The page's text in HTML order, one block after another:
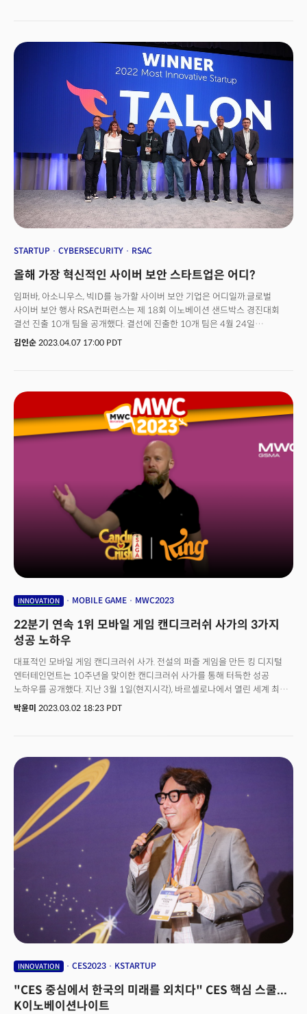
and establish partnerships with investors. COMEUP 2023 is poised to
become a truly international startup event, enabling startups,
investors, and established companies from all over the world to
expand their networks and explore future business collaborations.
Some 60% of the participating startups are from overseas. CEOs,
investors, and lawmakers from 35 countries, including Saudi Arabia,
UAE, the US, France, Germany, Switzerland, and Japan, are
participating in this event.“Innovation is no longer bound by
nationality or borders. It will be achieved by those who can
seamlessly bridge the borderless digital world with reality at a rapid
pace," said Young Lee, the Minister of SMEs and Startups, in her
opening remarks on the first day of the event."The ministry will spare
no effort to support startups in advancing the startup industry," the
minister added.She also outlined the ministry's plan to streamline its
both domestic and global startups that contribute to the growth of
STARTUP CYBERSECURITY RSAC
올해 가장 혁신적인 사이버 보안 스타트업은 어디?
임퍼바, 아소니우스, 빅ID를 능가할 사이버 보안 기업은 어디일까.글로벌
사이버 보안 행사 RSA컨퍼런스는 제 18회 이노베이션 샌드박스 경진대회
결선 진출 10개 팀을 공개했다. 결선에 진출한 10개 팀은 4월 24일
샌프란시스코 모스코니센터에서 열리는 이노베이션 샌드박스 경진대회에서
우승팀은 탈론 사이버 시큐리티(Talon Cyber ​​Security)다. 결선 진출 기업은
'가장 혁신적인 스타트업' 타이틀을 놓고 발표와 질의 응답 라운드를 벌인다.
휴 톰슨 RSA컨퍼런스 프로그램 위원회 의장, 크리스토퍼 영 마이크로소프트
비즈니스 개발 전략 및 벤처 부문 수석 부사장 등이 심사위원으로 참여한다.
린다 그레이 마틴 RSA 컨퍼런스 수석 부사장은 "지난 18년 동안 이노베이션
샌드박스에 진출한 상위 10개 기업은 75건의 인수합병(M&A)과 125억 달러
김인순 2023.04.07 17:00 PDT
INNOVATION MOBILE GAME MWC2023
22분기 연속 1위 모바일 게임 캔디크러쉬 사가의 3가지
성공 노하우
대표적인 모바일 게임 캔디크러쉬 사가. 전설의 퍼즐 게임을 만든 킹 디지털
엔터테인먼트는 10주년을 맞이한 캔디크러쉬 사가를 통해 터득한 성공
노하우를 공개했다. 지난 3월 1일(현지시각), 바르셀로나에서 열린 세계 최대
이동통신 전시회 ‘모바일 월드 콩그레스(MWC) 2023’에 초돌프 솜메스타드
주장했다. 튀는 색깔과 단순한 조작법으로 2012년 첫 출시 이후, 글로벌
모바일 게임 순위를 뒤흔든 캔디크러쉬 사가는 10년이 지난 지금도 전 세계
플레이어들로부터 사랑받고 있다. 이 퍼즐 게임은 지난해 매 분기 순 예약이
전년 대비 약 20% 증가했고 34억 번 이상의 다운로드 횟수를
기록했다. 22분기 연속 미국 앱스토어에서 가장 높은 수익을 올린 게임
프랜차이즈라는 명성을 유지하기 위해 스웨덴 게임회사 킹 엔터테인먼트는
수많은 노력을 했다. 솜메스타드 사장은 10년간의 캔디크러쉬 개발 과정을
떠올리며 배운 교훈을 세 가지로 요약했다.
박윤미 2023.03.02 18:23 PDT
INNOVATION CES2023 KSTARTUP
"CES 중심에서 한국의 미래를 외치다" CES 핵심 스쿨...
K이노베이션나이트